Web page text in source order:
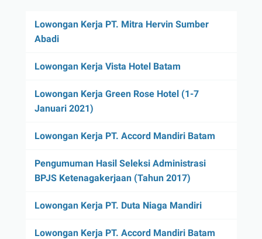
Lowongan Kerja PT. Mitra Hervin Sumber
Abadi
Lowongan Kerja Vista Hotel Batam
Lowongan Kerja Green Rose Hotel (1-7
Januari 2021)
Lowongan Kerja PT. Accord Mandiri Batam
Pengumuman Hasil Seleksi Administrasi
BPJS Ketenagakerjaan (Tahun 2017)
Lowongan Kerja PT. Duta Niaga Mandiri
Lowongan Kerja PT. Accord Mandiri Batam